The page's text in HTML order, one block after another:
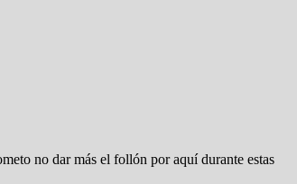
no dar más el follón por aquí durante estas